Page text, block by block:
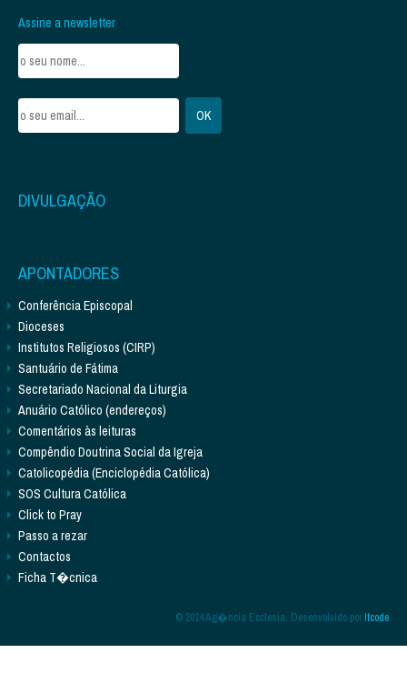
Assine a newsletter
DIVULGAÇÃO
APONTADORES
Conferência Episcopal
Dioceses
Institutos Religiosos (CIRP)
Santuário de Fátima
Secretariado Nacional da Liturgia
Anuário Católico (endereços)
Comentários às leituras
Compêndio Doutrina Social da Igreja
Catolicopédia (Enciclopédia Católica)
SOS Cultura Católica
Click to Pray
Passo a rezar
Contactos
Ficha T�cnica
© 2014 Ag�ncia Ecclesia. Desenvolvido porItcode